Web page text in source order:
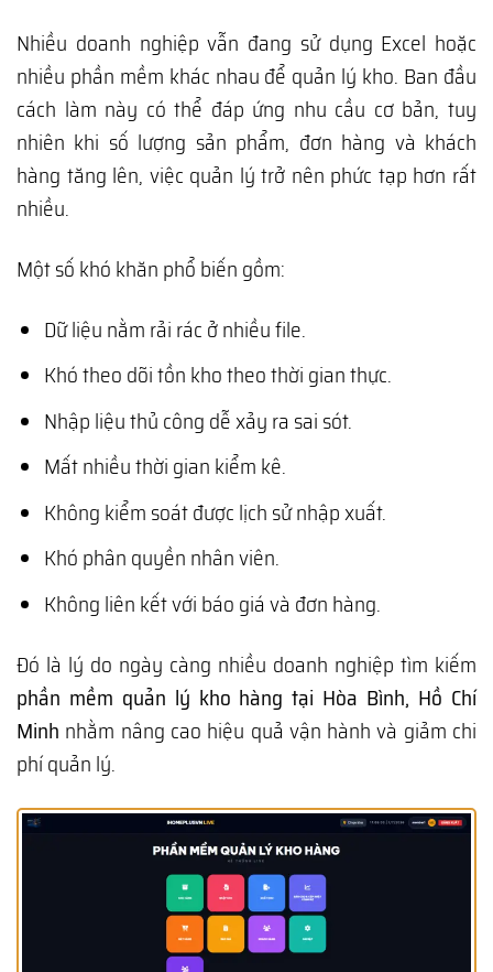
Nhiều doanh nghiệp vẫn đang sử dụng Excel hoặc
nhiều phần mềm khác nhau để quản lý kho. Ban đầu
cách làm này có thể đáp ứng nhu cầu cơ bản, tuy
nhiên khi số lượng sản phẩm, đơn hàng và khách
hàng tăng lên, việc quản lý trở nên phức tạp hơn rất
nhiều.
Một số khó khăn phổ biến gồm:
Dữ liệu nằm rải rác ở nhiều file.
Khó theo dõi tồn kho theo thời gian thực.
Nhập liệu thủ công dễ xảy ra sai sót.
Mất nhiều thời gian kiểm kê.
Không kiểm soát được lịch sử nhập xuất.
Khó phân quyền nhân viên.
Không liên kết với báo giá và đơn hàng.
Đó là lý do ngày càng nhiều doanh nghiệp tìm kiếm
phần mềm quản lý kho hàng tại Hòa Bình, Hồ Chí
Minh nhằm nâng cao hiệu quả vận hành và giảm chi
phí quản lý.